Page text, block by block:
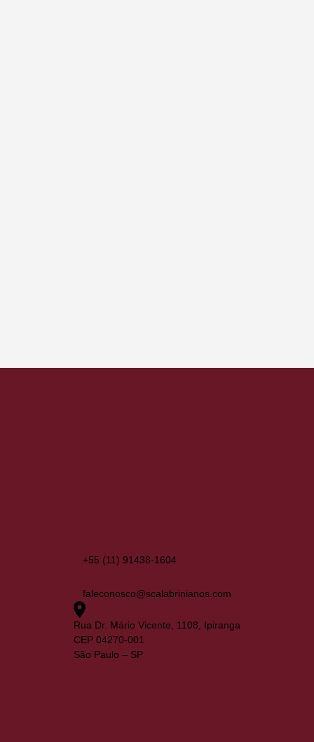
+55 (11) 91438-1604
faleconosco@scalabrinianos.com
Rua Dr. Mário Vicente, 1108, Ipiranga
CEP 04270-001
São Paulo – SP